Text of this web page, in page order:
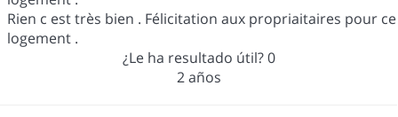
Rien c est très bien . Félicitation aux propriaitaires pour ce
logement .
¿Le ha resultado útil?0
2 años